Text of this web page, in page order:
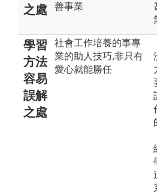
之處
善事業
學習
方法
容易
誤解
之處
社會工作培養的事專
業的助人技巧,非只有
愛心就能勝任